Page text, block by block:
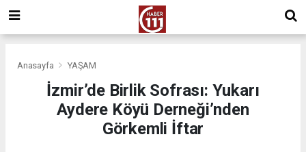
Anasayfa YAŞAM
İzmir’de Birlik Sofrası: Yukarı
Aydere Köyü Derneği’nden
Görkemli İftar